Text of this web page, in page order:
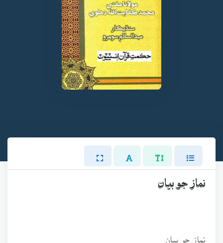
نماز جو بيان
نماز جو بيان